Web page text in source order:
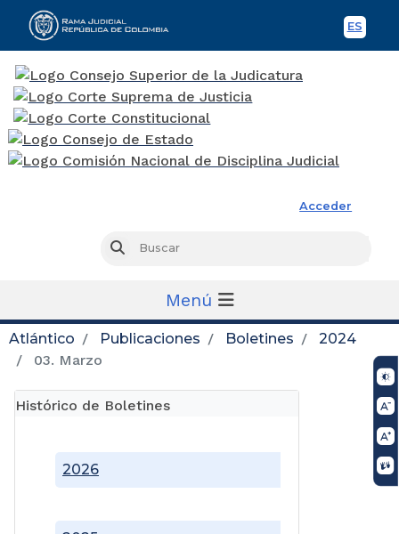
ES
Acceder
Buscar
Menú
Atlántico Publicaciones Boletines
2024
03. Marzo
Histórico de Boletines
2026